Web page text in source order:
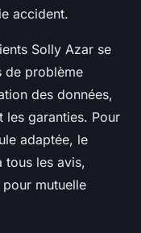
accident.
Solly Azar se
de problème
des données,
les garanties. Pour
adaptée, le
tous les avis,
mutuelle